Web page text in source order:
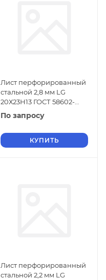
Лист перфорированный
стальной 2,8 мм LG
20Х23Н13 ГОСТ 58602-
2019
По запросу
КУПИТЬ
Лист перфорированный
стальной 2,2 мм LG